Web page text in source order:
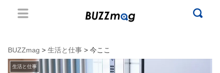
BUZZmag > 生活と仕事 > 今ここ
生活と仕事